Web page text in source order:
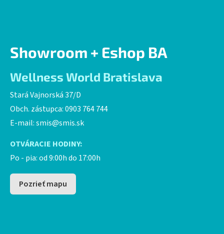
Showroom + Eshop BA
Wellness World Bratislava
Stará Vajnorská 37/D
Obch. zástupca: 0903 764 744
E-mail:smis@smis.sk
OTVÁRACIE HODINY:
Po - pia: od 9:00h do 17:00h
Pozrieť mapu